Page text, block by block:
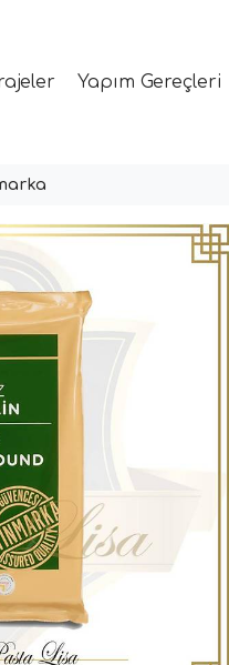
Yapım Gereçleri